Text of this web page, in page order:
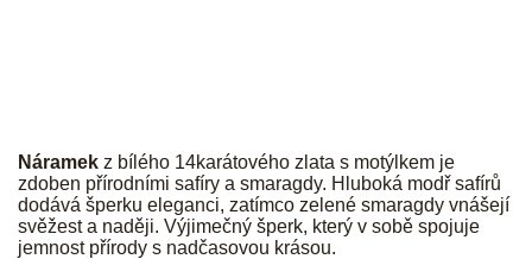
Náramek z bílého 14karátového zlata s motýlkem je
zdoben přírodními safíry a smaragdy. Hluboká modř safírů
dodává šperku eleganci, zatímco zelené smaragdy vnášejí
svěžest a naději. Výjimečný šperk, který v sobě spojuje
jemnost přírody s nadčasovou krásou.